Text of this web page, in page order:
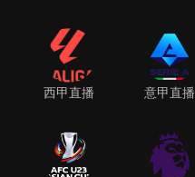
西甲直播 意甲直播